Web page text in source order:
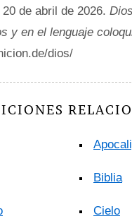
de abril de 2026.
y en el lenguaje
dios/
Biblia
Cielo